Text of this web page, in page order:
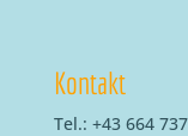
Kontakt
Tel.: +43 664